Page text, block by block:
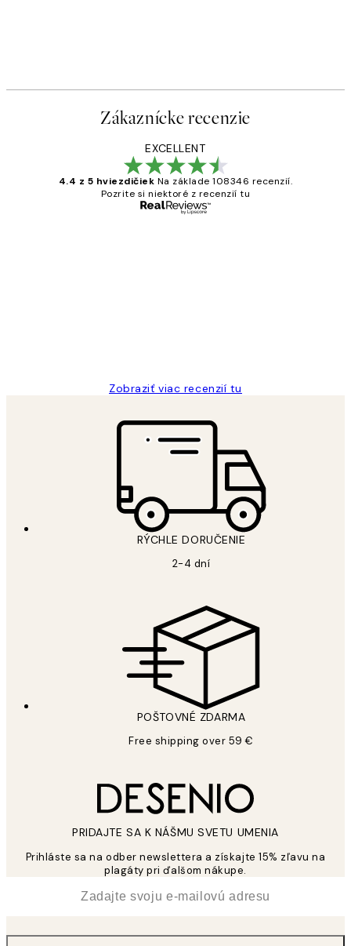
Zákaznícke recenzie
EXCELLENT
4.4 z 5 hviezdičiek Na základe 108346 recenzií.
Pozrite si niektoré z recenzií tu
Zobraziť viac recenzií tu
RÝCHLE DORUČENIE
2-4 dní
POŠTOVNÉ ZDARMA
Free shipping over 59 €
PRIDAJTE SA K NÁŠMU SVETU UMENIA
Prihláste sa na odber newslettera a získajte 15% zľavu na
plagáty pri ďalšom nákupe.